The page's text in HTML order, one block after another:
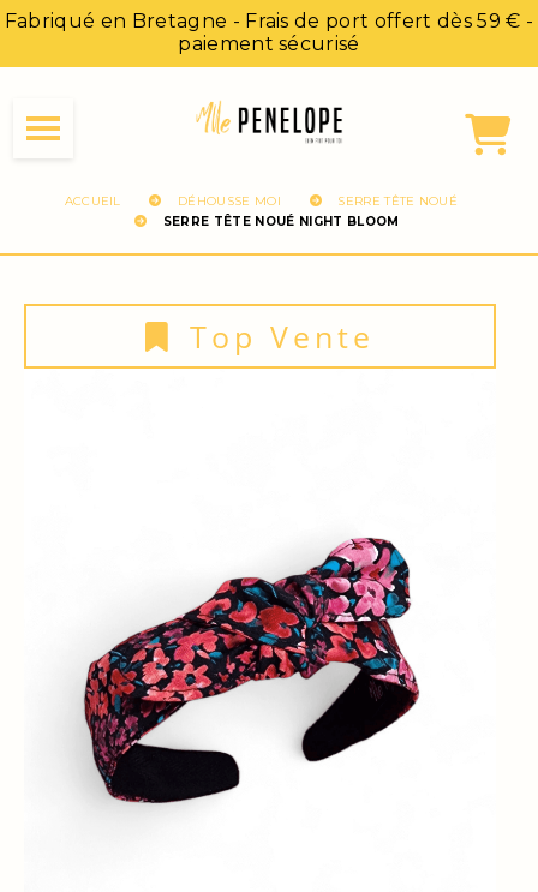
Fabriqué en Bretagne - Frais de port offert dès 59 € -
paiement sécurisé
ACCUEIL DÉHOUSSE MOI
SERRE TÊTE NOUÉ
SERRE TÊTE NOUÉ NIGHT BLOOM
Top Vente
Panneau de gestion des cookies